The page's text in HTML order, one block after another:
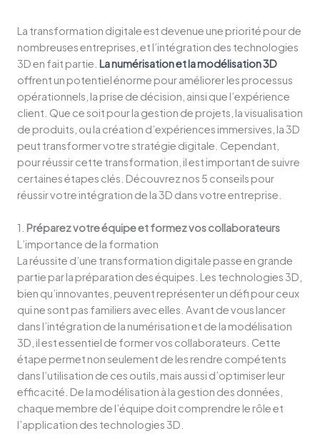
La transformation digitale est devenue une priorité pour de
nombreuses entreprises, et l’intégration des technologies
3D en fait partie. La numérisation et la modélisation 3D
offrent un potentiel énorme pour améliorer les processus
opérationnels, la prise de décision, ainsi que l’expérience
client. Que ce soit pour la gestion de projets, la visualisation
de produits, ou la création d’expériences immersives, la 3D
peut transformer votre stratégie digitale. Cependant,
pour réussir cette transformation, il est important de suivre
certaines étapes clés. Découvrez nos 5 conseils pour
réussir votre intégration de la 3D dans votre entreprise.
1. Préparez votre équipe et formez vos collaborateurs
L’importance de la formation
La réussite d’une transformation digitale passe en grande
partie par la préparation des équipes. Les technologies 3D,
bien qu’innovantes, peuvent représenter un défi pour ceux
qui ne sont pas familiers avec elles. Avant de vous lancer
dans l’intégration de la numérisation et de la modélisation
3D, il est essentiel de former vos collaborateurs. Cette
étape permet non seulement de les rendre compétents
dans l’utilisation de ces outils, mais aussi d’optimiser leur
efficacité. De la modélisation à la gestion des données,
chaque membre de l’équipe doit comprendre le rôle et
l’application des technologies 3D.